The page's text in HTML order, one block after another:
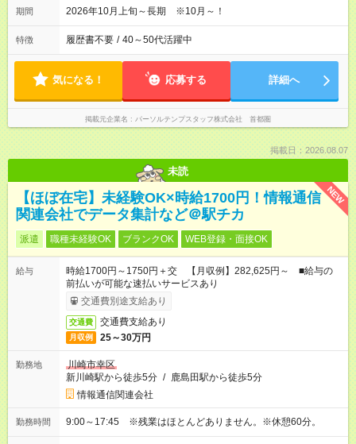
期間 2026年10月上旬～長期 ※10月～！
特徴 履歴書不要 / 40～50代活躍中
気になる！ 応募する 詳細へ
掲載元企業名 パーソルテンプスタッフ株式会社 首都圏
掲載日：2026.08.07
未読
NEW
【ほぼ在宅】未経験OK×時給1700円！情報通信
関連会社でデータ集計など＠駅チカ
派遣 職種未経験OK ブランクOK WEB登録・面接OK
給与
時給1700円～1750円＋交 【月収例】282,625円～ ■給与の
前払いが可能な速払いサービスあり
交通費別途支給あり
交通費 交通費支給あり
月収例 25～30万円
勤務地
川崎市幸区
新川崎駅から徒歩5分 / 鹿島田駅から徒歩5分
情報通信関連会社
勤務時間 9:00～17:45 ※残業はほとんどありません。※休憩60分。